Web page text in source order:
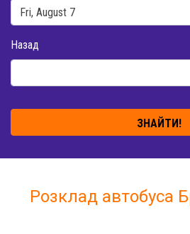
Назад
ЗНАЙТИ!
Розклад автобуса